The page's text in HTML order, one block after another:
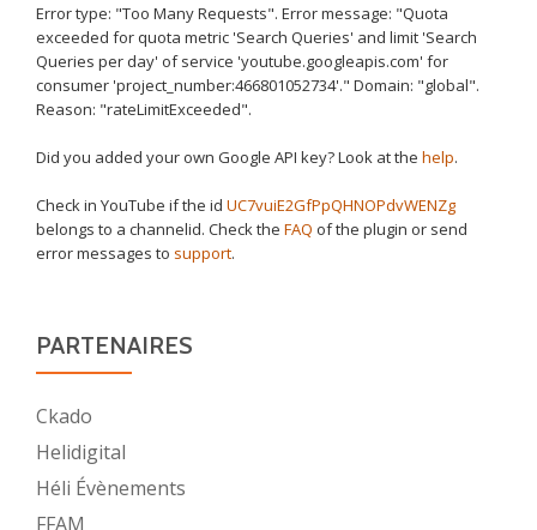
Error type: "Too Many Requests". Error message: "Quota
exceeded for quota metric 'Search Queries' and limit 'Search
Queries per day' of service 'youtube.googleapis.com' for
consumer 'project_number:466801052734'." Domain: "global".
Reason: "rateLimitExceeded".
Did you added your own Google API key? Look at the help.
Check in YouTube if the id UC7vuiE2GfPpQHNOPdvWENZg
belongs to a channelid. Check the FAQ of the plugin or send
error messages to support.
PARTENAIRES
Ckado
Helidigital
Héli Évènements
FFAM